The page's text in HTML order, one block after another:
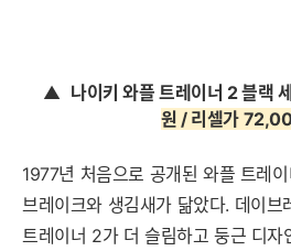
▲ 나이키 와플 트레이너 2 블랙
원 / 리셀가
1977년 처음으로 공개된 와플 트레
브레이크와 생김새가 닮았다. 데이브
트레이너 2가 더 슬림하고 둥근 디자